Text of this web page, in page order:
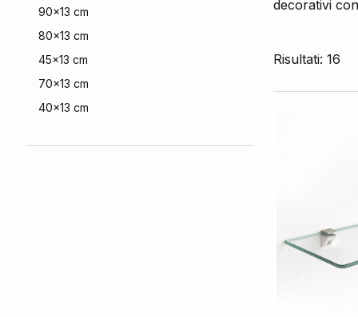
90x13 cm
80x13 cm
45x13 cm
70x13 cm
40x13 cm
decorativi
Risultati: 16